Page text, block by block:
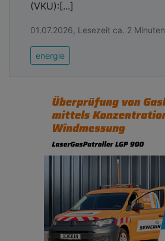
(VKU):[...]
01.07.2026, Lesezeit ca. 2 Minuten
energie